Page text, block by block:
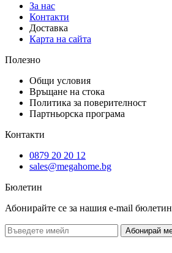
За нас
Контакти
Доставка
Карта на сайта
Полезно
Общи условия
Връщане на стока
Политика за поверителност
Партньорска програма
Контакти
0879 20 20 12
sales@megahome.bg
Бюлетин
Абонирайте се за нашия e-mail бюлетин